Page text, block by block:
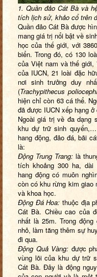
1. Quần đảo Cát Bà và
tích lịch sử, khảo cổ trên
Quần đảo Cát Bà được
mang giá trị nổi bật về
học của thế giới, với
biển. Trong đó, có 130
của Việt nam và thế giới,
của IUCN, 21 loài đặc
nơi sinh trưởng duy
(Trachypithecus
hiện chỉ còn 63 cá thể.
đã được IUCN xếp hạng
Ngoài giá trị về đa dạng
khu dự trữ sinh
hang động, đảo đá, bãi
là:
Động Trung Trang: là
tích khoảng 300 ha, dài
hang động có muôn
còn có khu rừng kim giao
và khoa học.
Động Đá Hoa: thuộc địa
Cát Bà. Chiều cao của
nhất là 25m. Trong
nhỏ, làm tăng thêm sự
đi qua.
Động Quả Vàng: được
vùng lõi của khu dự trữ
Cát Bà. Đây là động